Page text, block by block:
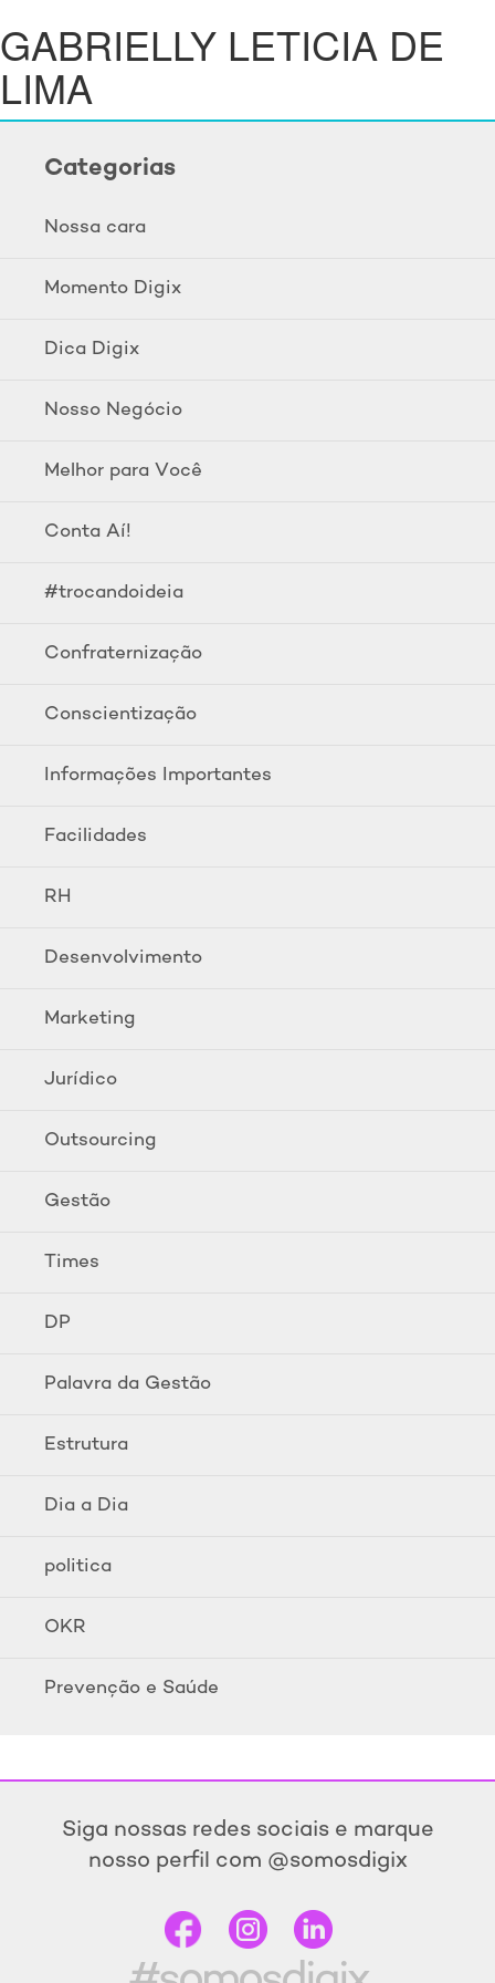
GABRIELLY LETICIA DE
LIMA
Categorias
Nossa cara
Momento Digix
Dica Digix
Nosso Negócio
Melhor para Você
Conta Aí!
#trocandoideia
Confraternização
Conscientização
Informações Importantes
Facilidades
RH
Desenvolvimento
Marketing
Jurídico
Outsourcing
Gestão
Times
DP
Palavra da Gestão
Estrutura
Dia a Dia
politica
OKR
Prevenção e Saúde
Siga nossas redes sociais e marque
nosso perfil com @somosdigix